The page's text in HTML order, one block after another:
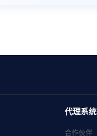
代理系统
合作伙伴